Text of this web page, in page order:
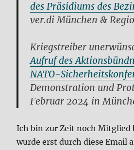
des Präsidiums des
ver.di München &
Kriegstreiber
Aufruf des
NATO-
Demonstration und
Februar 2024 in
Ich bin zur Zeit noch Mitglied
wurde erst durch diese Email